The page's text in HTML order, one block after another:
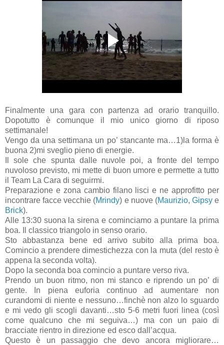
Finalmente una gara con partenza ad orario tranquillo.
Dopotutto è comunque il mio unico giorno di riposo
settimanale!
Vengo da una settimana un po’ stancante ma…1)la forma è
buona 2)mi sveglio pieno di energie.
Il sole che spunta dalle nuvole poi, a fronte del tempo
nuvoloso previsto, mi mette di buon umore e permette a tutto
il Team La Cara di seguirmi.
Preparazione e zona cambio filano lisci e ne approfitto per
incontrare facce vecchie (Mrindy) e nuove (Maurizio, Gipsye
Brick).
Alle 13:30 suona la sirena e cominciamo a puntare la prima
boa. Il classico triangolo in senso orario.
Sto abbastanza bene ed arrivo subito alla prima boa.
Comincio a prendere dimestichezza con la muta (del resto è
appena la seconda volta).
Dopo la seconda boa comincio a puntare verso riva.
Prendo un buon ritmo, non mi stanco e riprendo un po’ di
gente. In piena euforia continuo ad aumentare non
curandomi di niente e nessuno…finchè non alzo lo sguardo
e mi vedo gli scogli davanti…sto 5-6 metri fuori linea (così
come qualcuno che mi seguiva…) ma con un paio di
bracciate rientro in direzione ed esco dall’acqua.
Questo è un passaggio che devo ancora migliorare…